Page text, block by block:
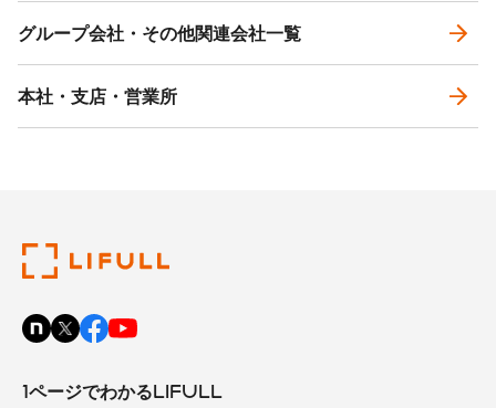
グループ会社・その他関連会社一覧
本社・支店・営業所
1ページでわかるLIFULL